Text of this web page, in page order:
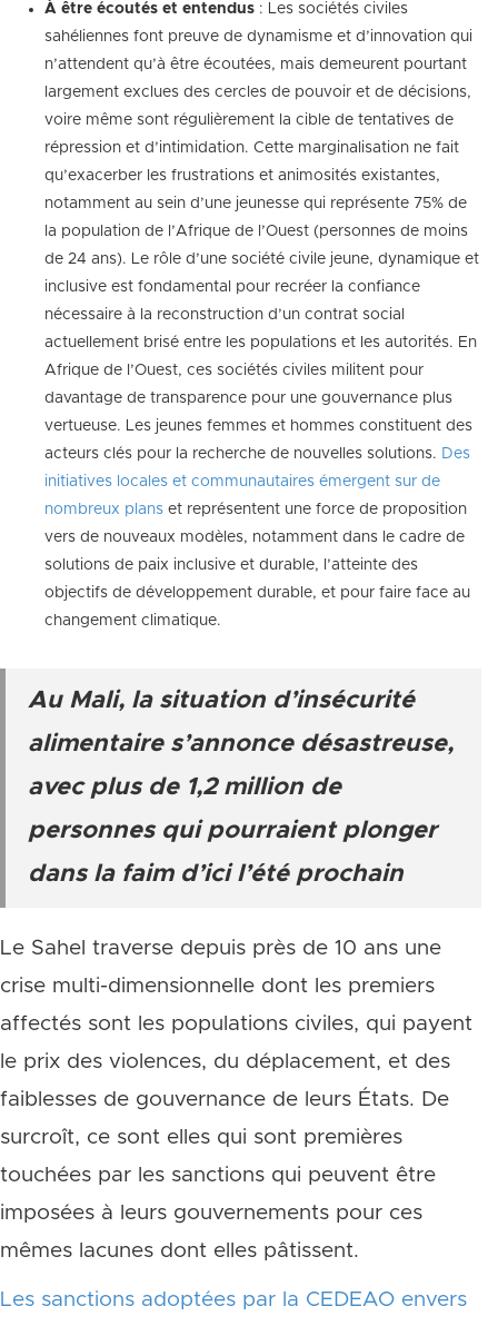
À être écoutés et entendus : Les sociétés civiles
sahéliennes font preuve de dynamisme et d’innovation qui
n’attendent qu’à être écoutées, mais demeurent pourtant
largement exclues des cercles de pouvoir et de décisions,
voire même sont régulièrement la cible de tentatives de
répression et d’intimidation. Cette marginalisation ne fait
qu’exacerber les frustrations et animosités existantes,
notamment au sein d’une jeunesse qui représente 75% de
la population de l’Afrique de l’Ouest (personnes de moins
de 24 ans). Le rôle d’une société civile jeune, dynamique et
inclusive est fondamental pour recréer la confiance
nécessaire à la reconstruction d’un contrat social
actuellement brisé entre les populations et les autorités. En
Afrique de l’Ouest, ces sociétés civiles militent pour
davantage de transparence pour une gouvernance plus
vertueuse. Les jeunes femmes et hommes constituent des
acteurs clés pour la recherche de nouvelles solutions. Des
initiatives locales et communautaires émergent sur de
nombreux plans et représentent une force de proposition
vers de nouveaux modèles, notamment dans le cadre de
solutions de paix inclusive et durable, l’atteinte des
objectifs de développement durable, et pour faire face au
changement climatique.
Au Mali, la situation d’insécurité
alimentaire s’annonce désastreuse,
avec plus de 1,2 million de
personnes qui pourraient plonger
dans la faim d’ici l’été prochain
Le Sahel traverse depuis près de 10 ans une
crise multi-dimensionnelle dont les premiers
affectés sont les populations civiles, qui payent
le prix des violences, du déplacement, et des
faiblesses de gouvernance de leurs États. De
surcroît, ce sont elles qui sont premières
touchées par les sanctions qui peuvent être
imposées à leurs gouvernements pour ces
mêmes lacunes dont elles pâtissent.
Les sanctions adoptées par la CEDEAO envers